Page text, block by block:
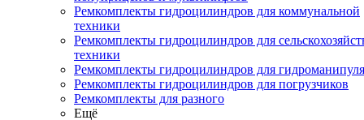
Ремкомплекты гидроцилиндров для коммунальной
техники
Ремкомплекты гидроцилиндров для
техники
Ремкомплекты гидроцилиндров для
Ремкомплекты гидроцилиндров для погрузчиков
Ремкомплекты для разного
Ещё